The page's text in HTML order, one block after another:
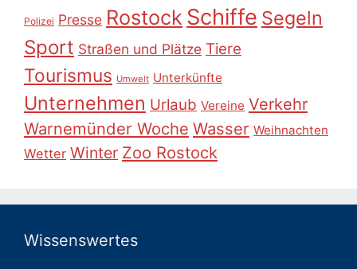
Polizei Presse Rostock Schiffe Segeln
Sport Straßen und Plätze Tiere
Tourismus Umwelt Unterkünfte
Unternehmen Urlaub Vereine Verkehr
Warnemünder Woche Wasser Weihnachten
Wetter Winter Zoo Rostock
Wissenswertes